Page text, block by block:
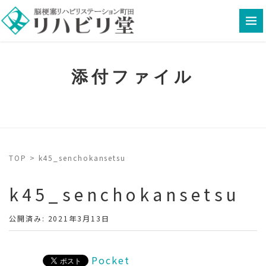
添付ファイル
TOP > k45_senchokansetsu
k45_senchokansetsu
公開済み: 2021年3月13日
Pocket